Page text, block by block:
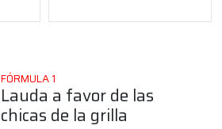
FÓRMULA 1
Lauda a favor de las
chicas de la grilla